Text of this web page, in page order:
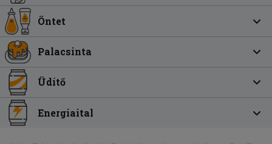
Öntet
Palacsinta
Üdítő
Energiaital